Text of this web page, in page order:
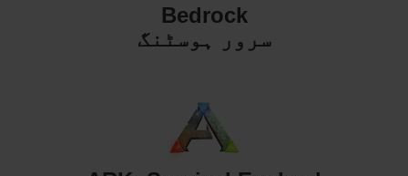
Bedrock
سرور ہوسٹنگ